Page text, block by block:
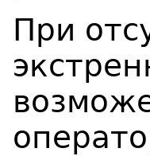
При